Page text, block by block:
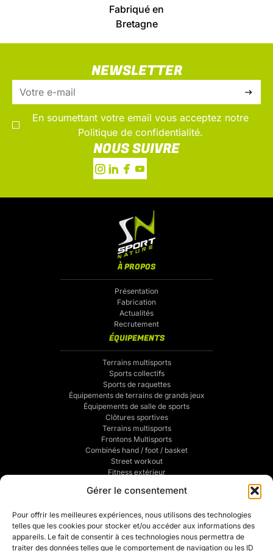
Gérer le consentement
Pour offrir les meilleures expériences, nous utilisons des technologies
telles que les cookies pour stocker et/ou accéder aux informations des
appareils. Le fait de consentir à ces technologies nous permettra de
traiter des données telles que le comportement de navigation ou les ID
Fabriqué en
Bretagne
NEWSLETTER
En soumettant votre email vous acceptez notre
Politique de confidentialité.
NOUS SUIVRE
À PROPOS
Présentation
Fabrication
Actualités
Recrutement
ÉQUIPEMENTS
Terrains multisports
Sports collectifs
Sports de raquettes
Équipements de terrains de grands jeux
Équipements de salle de sports
Clôtures sportives
Terrains multisports
Frontons Multisports
Combinés hand / foot / basket
Street workout
Fitness extérieur
Traçage de terrains de sports
Mentions légales
Politique de confidentialité